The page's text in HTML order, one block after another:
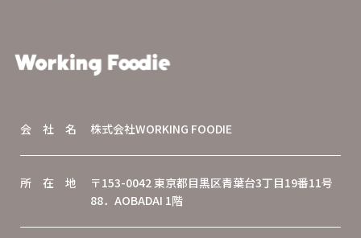
会 社 名 株式会社WORKING FOODIE
所 在 地
〒153-0042 東京都目黒区青葉台3丁目19番11号
88．AOBADAI 1階